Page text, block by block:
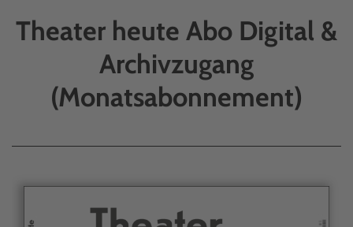
Theater heute Abo Digital &
Archivzugang
(Monatsabonnement)